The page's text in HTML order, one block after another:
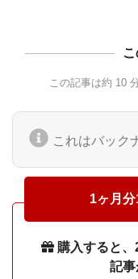
この記事は約 10
これはバック
1ヶ月
購入すると
記事